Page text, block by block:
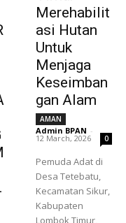
Merehabilit
asi Hutan
Untuk
Menjaga
Keseimban
gan Alam
AMAN
Admin BPAN -
12 March, 2026 0
Pemuda Adat di
Desa Tetebatu,
Kecamatan Sikur,
Kabupaten
Lombok Timur,